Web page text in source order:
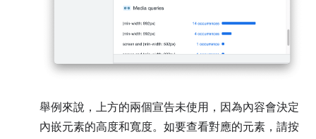
舉例來說，上方的兩個宣告未使用，因為內容會決定
內嵌元素的高度和寬度。如要查看對應的元素，請按